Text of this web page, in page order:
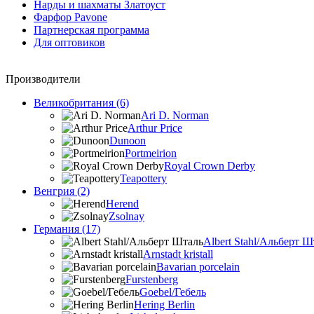
Нарды и шахматы Златоуст
Фарфор Pavone
Партнерская программа
Для оптовиков
Производители
Великобритания (6)
Ari D. Norman
Arthur Price
Dunoon
Portmeirion
Royal Crown Derby
Teapottery
Венгрия (2)
Herend
Zsolnay
Германия (17)
Albert Stahl/Альбеpт
Arnstadt kristall
Bavarian porcelain
Furstenberg
Goebel/Гебель
Hering Berlin